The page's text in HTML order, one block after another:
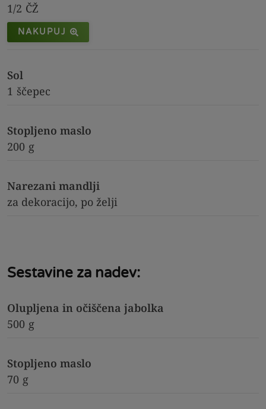
1/2 ČŽ
NAKUPUJ
Sol
1 ščepec
Stopljeno maslo
200 g
Narezani mandlji
za dekoracijo, po želji
Sestavine za nadev:
Olupljena in očiščena jabolka
500 g
Stopljeno maslo
70 g